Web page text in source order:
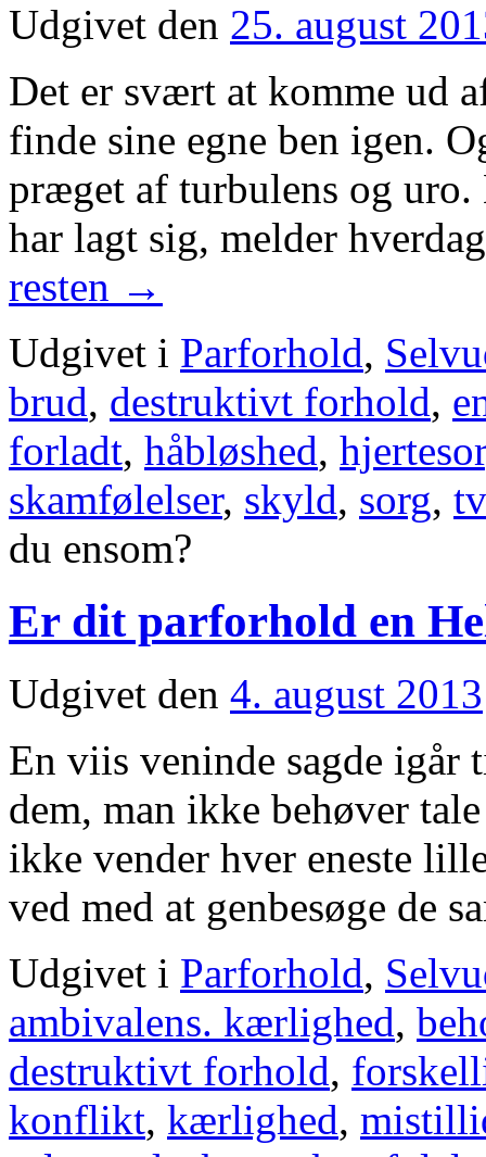
Udgivet den 25. august
Det er svært at komme ud
finde sine egne ben igen.
præget af turbulens og uro.
har lagt sig, melder
resten →
Udgivet i Parforhold,
brud, destruktivt forhold,
forladt, håbløshed,
skamfølelser, skyld, sorg,
du ensom?
Er dit parforhold en
Udgivet den 4. august 2013
En viis veninde sagde igår
dem, man ikke behøver
ikke vender hver eneste
ved med at genbesøge de
Udgivet i Parforhold,
ambivalens. kærlighed,
destruktivt forhold,
konflikt, kærlighed,